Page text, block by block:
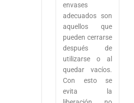
envases
adecuados son
aquellos que
pueden cerrarse
después de
utilizarse o al
quedar vacíos.
Con esto se
evita la